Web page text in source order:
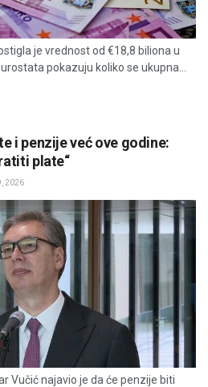
je vrednost od €18,8 biliona u
pokazuju koliko se ukupna...
i penzije već ove godine:
plate“
2026
Vučić najavio je da će penzije biti